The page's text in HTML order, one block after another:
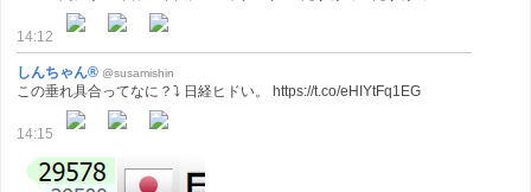
14:12
しんちゃん® @susamishin
この垂れ具合ってなに？⤵ 日経ヒドい。 https://t.co/eHIYtFq1EG
14:15